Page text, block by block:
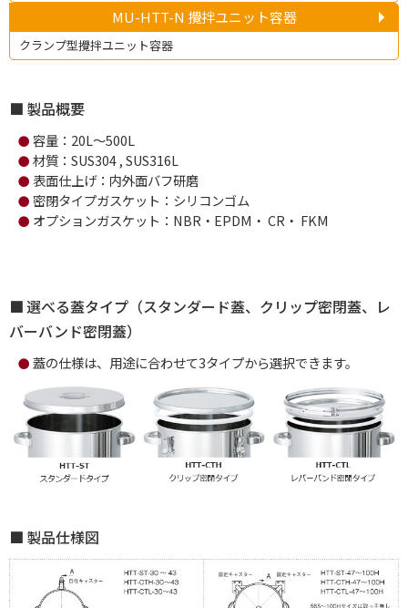
MU-HTT-N 攪拌ユニット容器
クランプ型攪拌ユニット容器
製品概要
● 容量：20L～500L
● 材質：SUS304 , SUS316L
● 表面仕上げ：内外面バフ研磨
● 密閉タイプガスケット：シリコンゴム
● オプションガスケット：NBR・EPDM・ CR・ FKM
選べる蓋タイプ（スタンダード蓋、クリップ密閉蓋、レ
バーバンド密閉蓋）
● 蓋の仕様は、用途に合わせて3タイプから選択できます。
製品仕様図